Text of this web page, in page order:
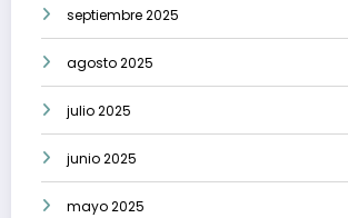
septiembre 2025
agosto 2025
julio 2025
junio 2025
mayo 2025